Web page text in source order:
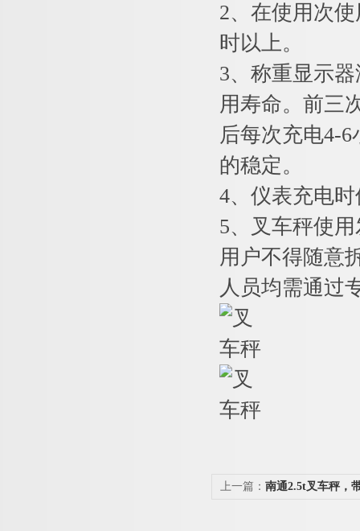
2、在使用次
时以上。
3、称重显示
用寿命。前三
后每次充电4-
的稳定。
4、仪表充电
5、叉车秤使
用户不得随意
人员均需通过
上一篇： 南通2.5t叉车秤，